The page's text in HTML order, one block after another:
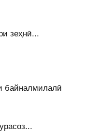
зеҳнӣ...
байналмилалӣ